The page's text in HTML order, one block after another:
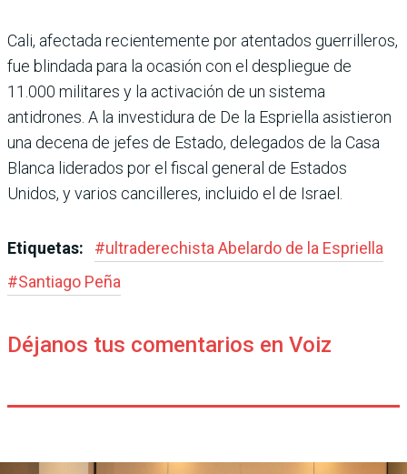
Cali, afectada recientemente por atentados guerrilleros,
fue blindada para la ocasión con el despliegue de
11.000 militares y la activación de un sistema
antidrones. A la investidura de De la Esprie­lla asistieron
una decena de jefes de Estado, delegados de la Casa
Blanca liderados por el fiscal general de Estados
Unidos, y varios cancilleres, incluido el de Israel.
Etiquetas: #ultraderechista Abe­lardo de la Espriella
#Santiago Peña
Déjanos tus comentarios en Voiz